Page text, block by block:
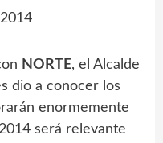
NORTE, el Alcalde
dio a conocer los
enormemente
será relevante